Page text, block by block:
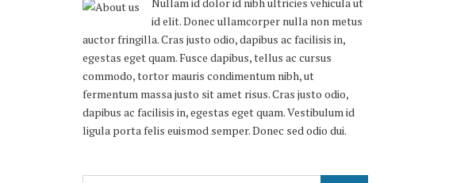
id elit. Donec ullamcorper nulla non metus
auctor fringilla. Cras justo odio, dapibus ac facilisis in,
egestas eget quam. Fusce dapibus, tellus ac cursus
commodo, tortor mauris condimentum nibh, ut
fermentum massa justo sit amet risus. Cras justo odio,
dapibus ac facilisis in, egestas eget quam. Vestibulum id
ligula porta felis euismod semper. Donec sed odio dui.